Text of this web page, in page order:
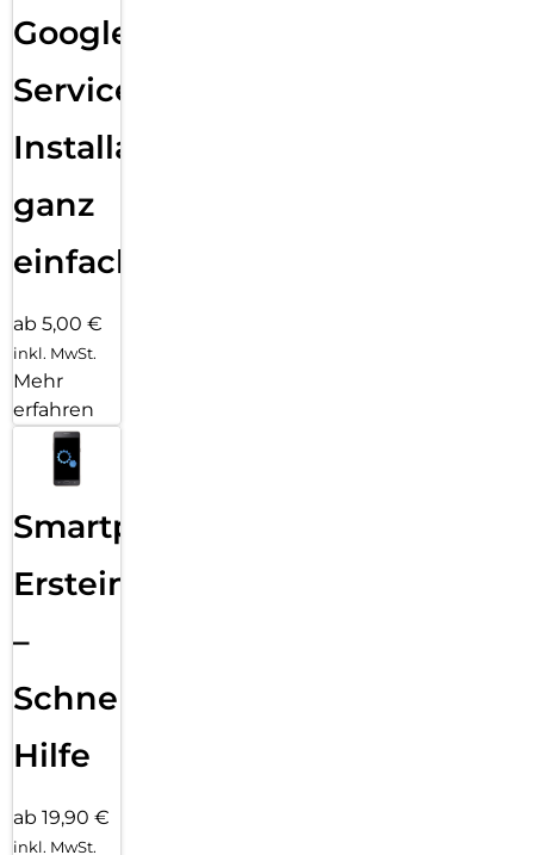
Google
Services
Installation
ganz
einfach
ab 5,00 €
inkl. MwSt.
Mehr
erfahren
Smartphone
Ersteinrichtung
–
Schnelle
Hilfe
ab 19,90 €
inkl. MwSt.